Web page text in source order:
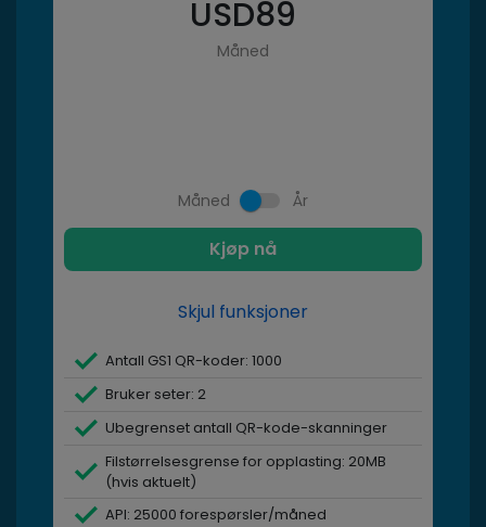
USD89
Måned
Måned År
Kjøp nå
Skjul funksjoner
Antall GS1 QR-koder: 1000
Bruker seter: 2
Ubegrenset antall QR-kode-skanninger
Filstørrelsesgrense for opplasting: 20MB
(hvis aktuelt)
API: 25000 forespørsler/måned